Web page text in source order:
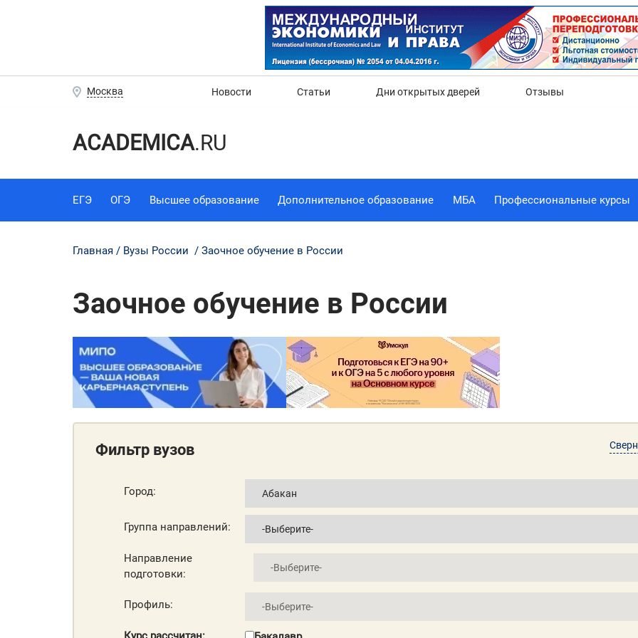
Москва Новости Статьи Дни открытых дверей Отзывы
ACADEMICA.RU
ЕГЭ ОГЭ Высшее образование Дополнительное образование МБА Профессиональные курсы
Главная Вузы России Заочное обучение в России
Заочное обучение в России
Фильтр вузов
Город:
Группа направлений:
Направление
подготовки:
Профиль:
Нет